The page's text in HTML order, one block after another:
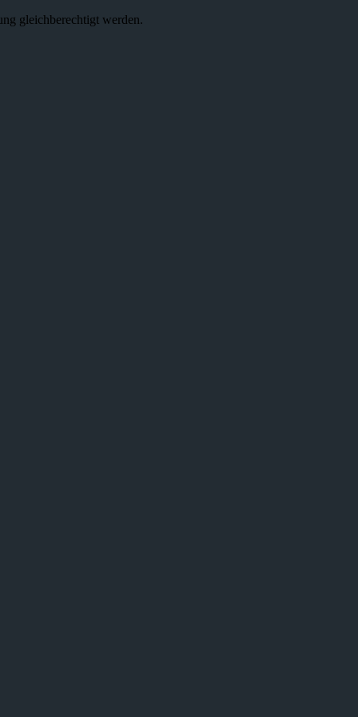
gleichberechtigt werden.